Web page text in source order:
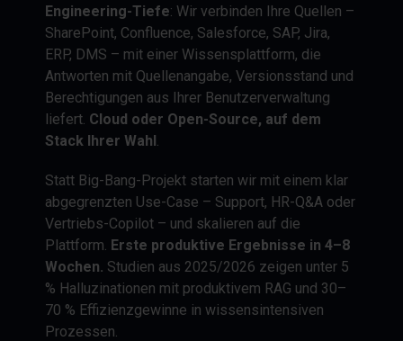
Engineering-Tiefe: Wir verbinden Ihre Quellen –
SharePoint, Confluence, Salesforce, SAP, Jira,
ERP, DMS – mit einer Wissensplattform, die
Antworten mit Quellenangabe, Versionsstand und
Berechtigungen aus Ihrer Benutzerverwaltung
liefert. Cloud oder Open-Source, auf dem
Stack Ihrer Wahl.
Statt Big-Bang-Projekt starten wir mit einem klar
abgegrenzten Use-Case – Support, HR-Q&A oder
Vertriebs-Copilot – und skalieren auf die
Plattform. Erste produktive Ergebnisse in 4–8
Wochen. Studien aus 2025/2026 zeigen unter 5
% Halluzinationen mit produktivem RAG und 30–
70 % Effizienzgewinne in wissensintensiven
Prozessen.